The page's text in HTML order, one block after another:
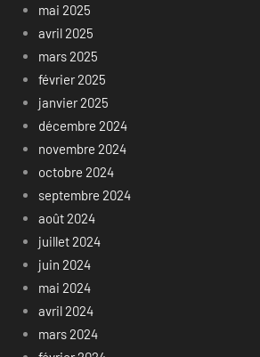
mai 2025
avril 2025
mars 2025
février 2025
janvier 2025
décembre 2024
novembre 2024
octobre 2024
septembre 2024
août 2024
juillet 2024
juin 2024
mai 2024
avril 2024
mars 2024